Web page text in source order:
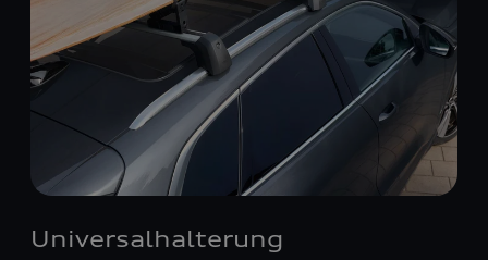
Universalhalterung